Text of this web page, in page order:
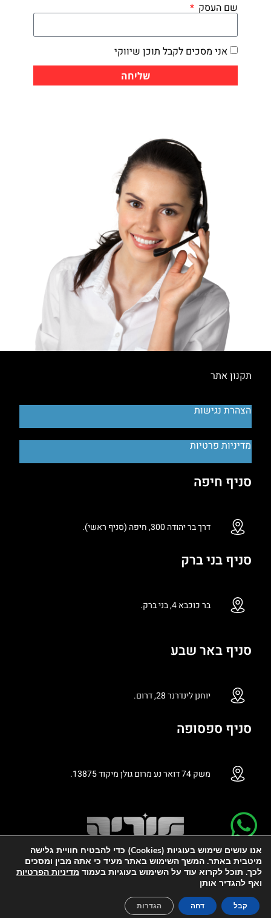
שם העסק
אני מסכים לקבל תוכן שיווקי
שליחה
תקנון אתר
הצהרת נגישות
מדיניות פרטיות
סניף חיפה
דרך בר יהודה 300, חיפה (סניף ראשי).
סניף בני ברק
בר כוכבא 4, בני ברק.
סניף באר שבע
יוחנן לינדרנר 28, דרום.
סניף ספסופה
משק 74 דואר נע מרום גולן מיקוד 13875.
אנו עושים שימוש בעוגיות (Cookies) כדי להבטיח חוויית גלישה
מיטבית באתר. המשך השימוש באתר מעיד כי אתה מבין ומסכים
לכך. תוכל לקרוא עוד על השימוש בעוגיות בעמוד מדיניות הפרטיות
ואף להגדיר אותן
קבל דחה הגדרות